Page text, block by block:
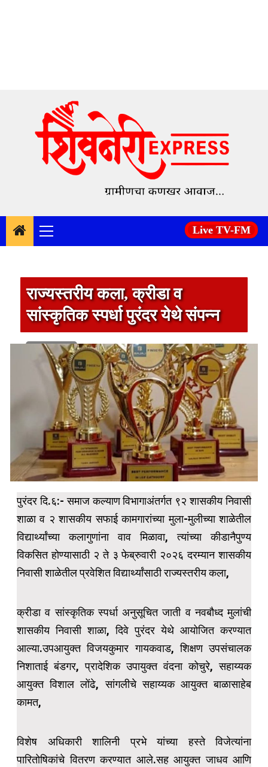
content
Primary
Menu
Live TV-FM
राज्यस्तरीय कला, क्रीडा व
सांस्कृतिक स्पर्धा पुरंदर येथे संपन्न
1 min read
पुरंदर दि.६:- समाज कल्याण विभागाअंतर्गत ९२ शासकीय निवासी
शाळा व २ शासकीय सफाई कामगारांच्या मुला-मुलीच्या शाळेतील
विद्यार्थ्यांच्या कलागुणांना वाव मिळावा, त्यांच्या कीडानैपुण्य
विकसित होण्यासाठी २ ते ३ फेब्रुवारी २०२६ दरम्यान शासकीय
निवासी शाळेतील प्रवेशित विद्यार्थ्यांसाठी राज्यस्तरीय कला,
क्रीडा व सांस्कृतिक स्पर्धा अनुसूचित जाती व नवबौध्द मुलांची
शासकीय निवासी शाळा, दिवे पुरंदर येथे आयोजित करण्यात
आल्या.उपआयुक्त विजयकुमार गायकवाड, शिक्षण उपसंचालक
निशाताई बंडगर, प्रादेशिक उपायुक्त वंदना कोचुरे, सहाय्यक
आयुक्त विशाल लोंढे, सांगलीचे सहाय्यक आयुक्त बाळासाहेब
कामत,
विशेष अधिकारी शालिनी प्रभे यांच्या हस्ते विजेत्यांना
पारितोषिकांचे वितरण करण्यात आले.सह आयुक्त जाधव आणि